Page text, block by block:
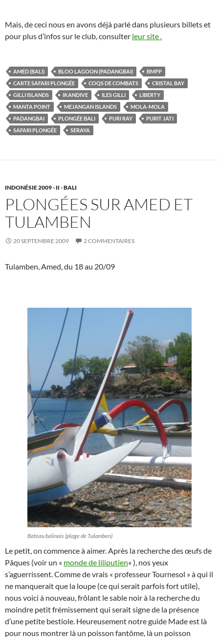
Mais, de ceci nous en avons déjà parlé dans plusieurs billets et
pour plus d’infos sur le club, consulter leur site .
AMED (BALI) BLOO LAGOON (PADANGBAI)
BMPP
CARTE SAFARI PLONGÉE
COQS DE COMBATS
CRISTAL BAY
GILLI ISLANDS
IKANDIVE ILES GILLI
LIBERTY
MANTA POINT
MEJANGAN ISLANDS
MOLA-MOLA
PADANGBAI
PLONGÉE BALI PURI RAY
PURIT JATI
SAFARI PLONGÉE
SERAYA
INDONÉSIE 2009 - II - BALI
PLONGÉES SUR AMED ET
TULAMBEN
20 SEPTEMBRE 2009 2 COMMENTAIRES
Tulamben, Amed, du 18 au 20/09
Bateau balinais (plage de Tulamben)
Le petit, on commence à aimer. Après la recherche des œufs de
Pâques (voir un « monde de liliputien« ), nos yeux
s’aguerrissent. Comme de vrais « professeur Tournesol » à qui il
ne manquerait que la loupe (ce qui serait parfois fort utile),
nous voici à nouveau, frôlant le sable noir à la recherche du
moindre petit frémissement qui serait signe de la présence
d’une petite bestiole. Heureusement notre guide Made est là
pour nous montrer là un poisson fantôme, là un poisson